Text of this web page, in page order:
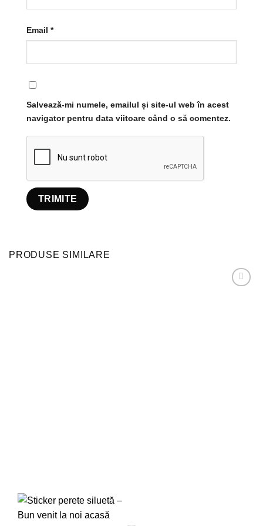
Email *
Salvează-mi numele, emailul și site-ul web în acest
navigator pentru data viitoare când o să comentez.
PRODUSE SIMILARE